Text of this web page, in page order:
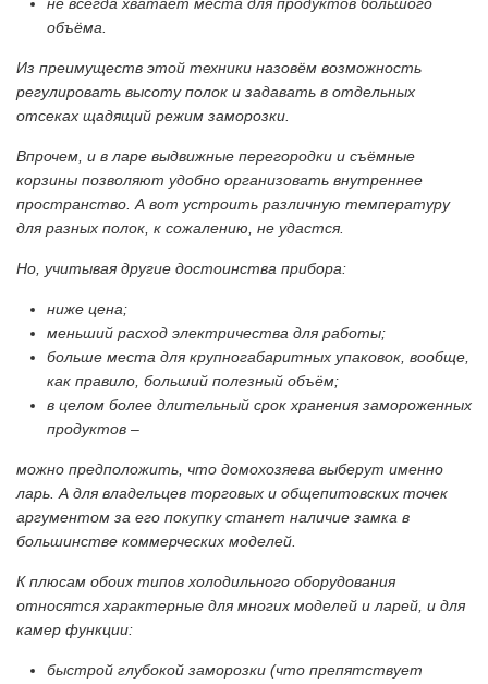
объёма.
Из преимуществ этой техники назовём возможность
регулировать высоту полок и задавать в отдельных
отсеках щадящий режим заморозки.
Впрочем, и в ларе выдвижные перегородки и съёмные
корзины позволяют удобно организовать внутреннее
пространство. А вот устроить различную температуру
для разных полок, к сожалению, не удастся.
Но, учитывая другие достоинства прибора:
ниже цена;
меньший расход электричества для работы;
больше места для крупногабаритных упаковок, вообще,
как правило, больший полезный объём;
в целом более длительный срок хранения замороженных
продуктов –
можно предположить, что домохозяева выберут именно
ларь. А для владельцев торговых и общепитовских точек
аргументом за его покупку станет наличие замка в
большинстве коммерческих моделей.
К плюсам обоих типов холодильного оборудования
относятся характерные для многих моделей и ларей, и для
камер функции:
быстрой глубокой заморозки (что препятствует